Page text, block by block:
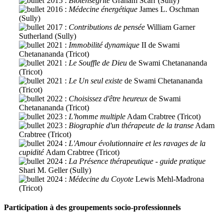
2016 : Médecine énergétique James L. Oschman
(Sully)
2017 : Contributions de pensée William Garner
Sutherland (Sully)
2021 : Immobilité dynamique II de Swami
Chetanananda (Tricot)
2021 : Le Souffle de Dieu de Swami Chetanananda
(Tricot)
2021 : Le Un seul existe de Swami Chetanananda
(Tricot)
2022 : Choisissez d'être heureux de Swami
Chetanananda (Tricot)
2023 : L'homme multiple Adam Crabtree (Tricot)
2023 : Biographie d'un thérapeute de la transe Adam
Crabtree (Tricot)
2024 : L'Amour évolutionnaire et les ravages de la
cupiditéAdam Crabtree (Tricot)
2024 : La Présence thérapeutique - guide pratique
Shari M. Geller (Sully)
2024 : Médecine du Coyote Lewis Mehl-Madrona
(Tricot)
Participation à des groupements socio-professionnels